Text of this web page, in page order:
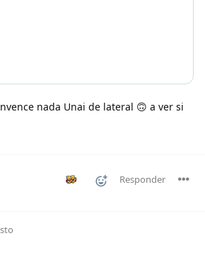
nada Unai de lateral 🙃 a ver si
Responder